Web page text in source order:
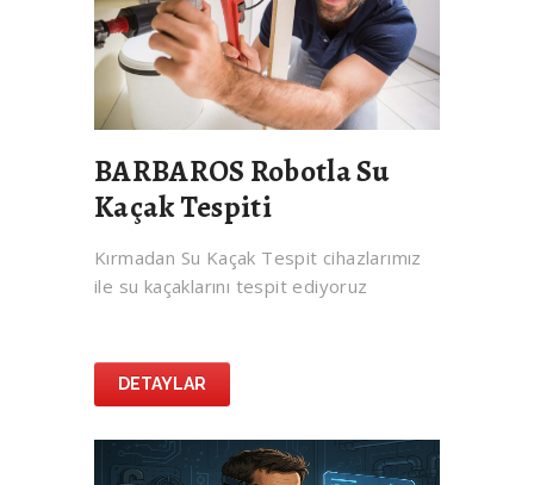
BARBAROS Robotla Su
Kaçak Tespiti
Kırmadan Su Kaçak Tespit cihazlarımız
ile su kaçaklarını tespit ediyoruz
DETAYLAR